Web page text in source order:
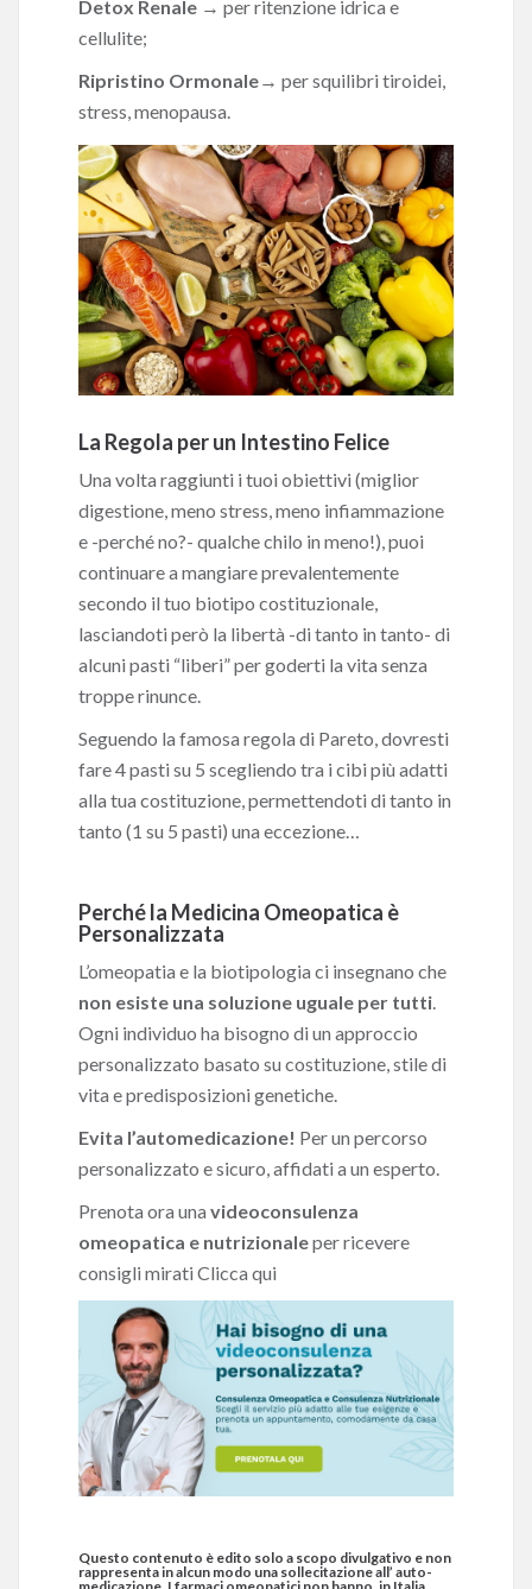
Detox Renale → per ritenzione idrica e
cellulite;
Ripristino Ormonale→ per squilibri tiroidei,
stress, menopausa.
La Regola per un Intestino Felice
Una volta raggiunti i tuoi obiettivi (miglior
digestione, meno stress, meno infiammazione
e -perché no?- qualche chilo in meno!), puoi
continuare a mangiare prevalentemente
secondo il tuo biotipo costituzionale,
lasciandoti però la libertà -di tanto in tanto- di
alcuni pasti “liberi” per goderti la vita senza
troppe rinunce.
Seguendo la famosa regola di Pareto, dovresti
fare 4 pasti su 5 scegliendo tra i cibi più adatti
alla tua costituzione, permettendoti di tanto in
tanto (1 su 5 pasti) una eccezione…
Perché la Medicina Omeopatica è
Personalizzata
L’omeopatia e la biotipologia ci insegnano che
non esiste una soluzione uguale per tutti.
Ogni individuo ha bisogno di un approccio
personalizzato basato su costituzione, stile di
vita e predisposizioni genetiche.
Evita l’automedicazione! Per un percorso
personalizzato e sicuro, affidati a un esperto.
Prenota ora una videoconsulenza
omeopatica e nutrizionaleper ricevere
consigli mirati Clicca qui
Questo contenuto è edito solo a scopo divulgativo e non
rappresenta in alcun modo una sollecitazione all’ auto-